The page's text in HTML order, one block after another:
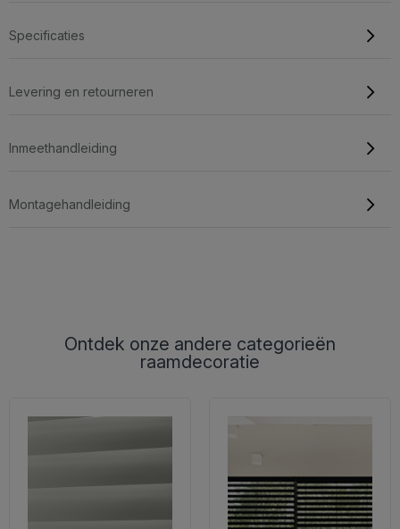
Specificaties
Levering en retourneren
Inmeethandleiding
Montagehandleiding
Ontdek onze andere categorieën
raamdecoratie